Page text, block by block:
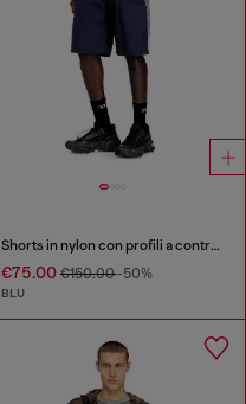
Shorts in nylon con profili a contrasto
€75.00€150.00-50%
BLU